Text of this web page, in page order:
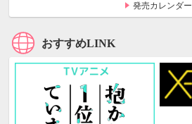
発売カレンダー
おすすめLINK